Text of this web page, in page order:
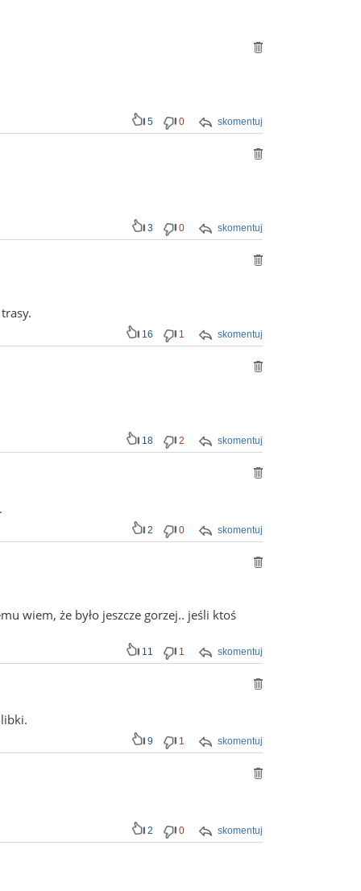
skomentuj
5 0
skomentuj
3 0
skomentuj
16 1
skomentuj
18 2
skomentuj
2 0
wiem, że było jeszcze gorzej.. jeśli ktoś
skomentuj
11 1
skomentuj
9 1
skomentuj
2 0